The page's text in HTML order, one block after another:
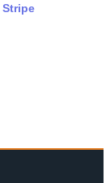
Stripe